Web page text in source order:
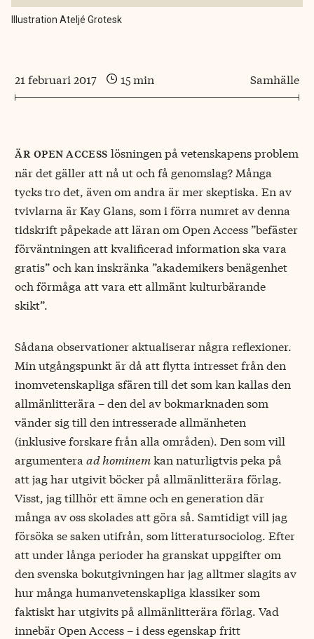
Illustration Ateljé Grotesk
21 februari 2017 15 min Samhälle
är open access lösningen på vetenskapens problem
när det gäller att nå ut och få genomslag? Många
tycks tro det, även om andra är mer skeptiska. En av
tvivlarna är Kay Glans, som i förra numret av denna
tidskrift påpekade att läran om Open Access ”befäster
förväntningen att kvalificerad information ska vara
gratis” och kan inskränka ”akademikers benägenhet
och förmåga att vara ett allmänt kulturbärande
skikt”.
Sådana observationer aktualiserar några reflexioner.
Min utgångspunkt är då att flytta intresset från den
inomvetenskapliga sfären till det som kan kallas den
allmänlitterära – den del av bokmarknaden som
vänder sig till den intresserade allmänheten
(inklusive forskare från alla områden). Den som vill
argumenteraad hominemkan naturligtvis peka på
att jag har utgivit böcker på allmänlitterära förlag.
Visst, jag tillhör ett ämne och en generation där
många av oss skolades att göra så. Samtidigt vill jag
försöka se saken utifrån, som litteratursociolog. Efter
att under långa perioder ha granskat uppgifter om
den svenska bokutgivningen har jag alltmer slagits av
hur många humanvetenskapliga klassiker som
faktiskt har utgivits på allmänlitterära förlag. Vad
innebär Open Access – i dess egenskap fritt